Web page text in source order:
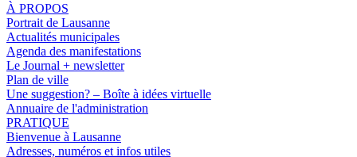
À PROPOS
Portrait de Lausanne
Actualités municipales
Agenda des manifestations
Le Journal + newsletter
Plan de ville
Une suggestion? – Boîte à idées virtuelle
Annuaire de l'administration
PRATIQUE
Bienvenue à Lausanne
Adresses, numéros et infos utiles